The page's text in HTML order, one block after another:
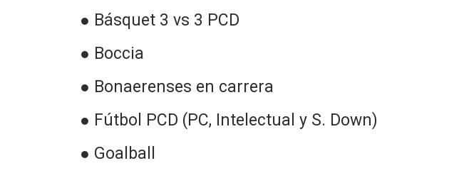
● Básquet 3 vs 3 PCD
● Boccia
● Bonaerenses en carrera
● Fútbol PCD (PC, Intelectual y S. Down)
● Goalball